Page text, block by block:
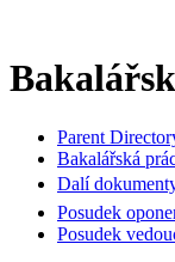
Parent
Bakalářská
Dalí
Posudek
Posudek